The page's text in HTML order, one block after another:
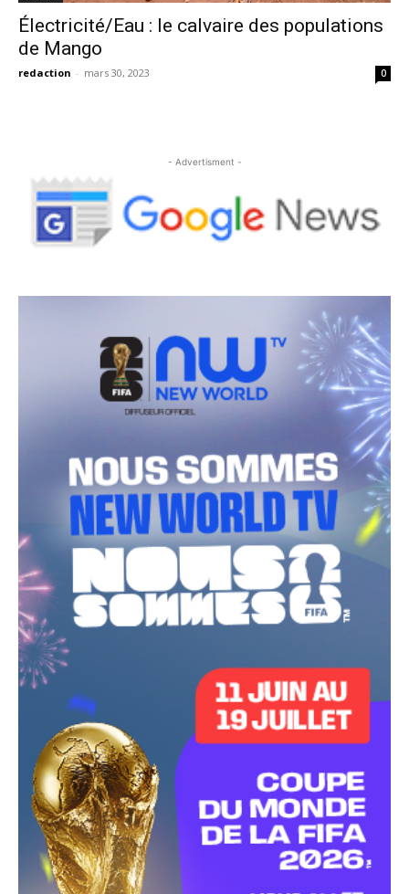
Électricité/Eau : le calvaire des populations
de Mango
redaction - mars 30, 2023 0
- Advertisment -